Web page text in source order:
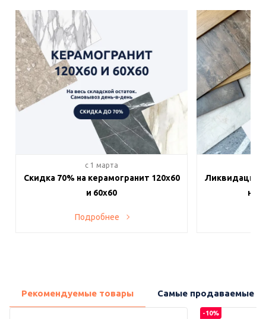
c 1 марта
Скидка 70% на керамогранит 120х60
и 60х60
Подробнее
Ликвидация
на
Рекомендуемые товары Самые продаваемые
-10%